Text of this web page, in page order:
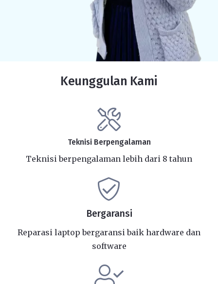
Keunggulan Kami
Teknisi Berpengalaman
Teknisi berpengalaman lebih dari 8 tahun
Bergaransi
Reparasi laptop bergaransi baik hardware dan
software